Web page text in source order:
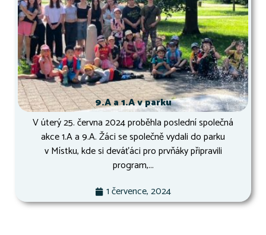
9.A a 1.A v parku
V úterý 25. června 2024 proběhla poslední společná
akce 1.A a 9.A. Žáci se společně vydali do parku
v Místku, kde si deváťáci pro prvňáky připravili
program,...
1 července, 2024